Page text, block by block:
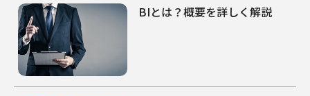
BIとは？概要を詳しく解説